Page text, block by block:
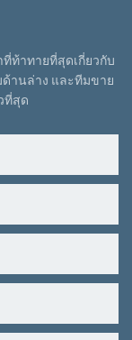
ท้าทายที่สุดเกี่ยวกับ
านล่าง และทีมขาย
ที่สุด